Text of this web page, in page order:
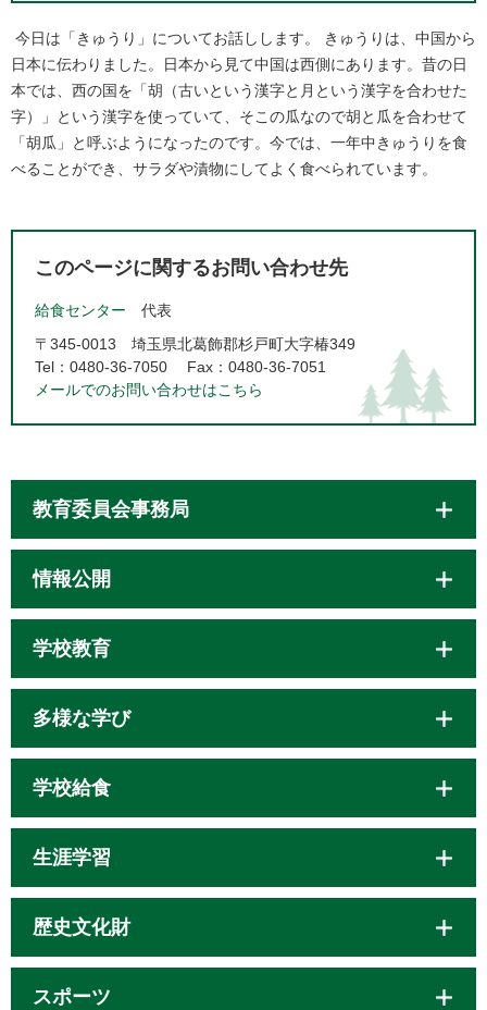
今日は「きゅうり」についてお話しします。 きゅうりは、中国から
日本に伝わりました。日本から見て中国は西側にあります。昔の日
本では、西の国を「胡（古いという漢字と月という漢字を合わせた
字）」という漢字を使っていて、そこの瓜なので胡と瓜を合わせて
「胡瓜」と呼ぶようになったのです。今では、一年中きゅうりを食
べることができ、サラダや漬物にしてよく食べられています。​
このページに関するお問い合わせ先
給食センター
代表
〒345-0013
埼玉県北葛飾郡杉戸町大字椿349
Tel：0480-36-7050
Fax：0480-36-7051
メールでのお問い合わせはこちら
教育委員会事務局
情報公開
学校教育
多様な学び
学校給食
生涯学習
歴史文化財
スポーツ